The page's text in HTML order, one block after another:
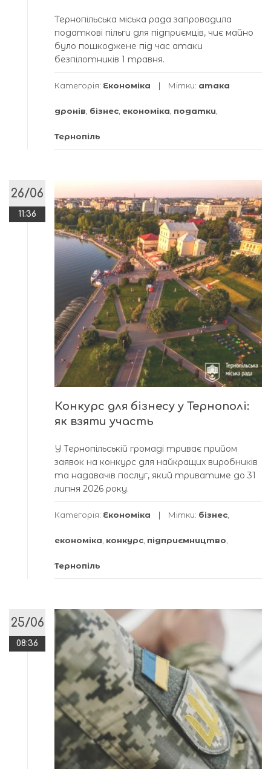
Тернопільська міська рада запровадила
податкові пільги для підприємців, чиє майно
було пошкоджене під час атаки
безпілотників 1 травня.
Категорія: Економіка Мітки: атака
дронів, бізнес, економіка, податки,
Тернопіль
26/06
11:36
Конкурс для бізнесу у Тернополі:
як взяти участь
У Тернопільській громаді триває прийом
заявок на конкурс для найкращих виробників
та надавачів послуг, який триватиме до 31
липня 2026 року.
Категорія: Економіка Мітки: бізнес
економіка конкурс підприємництво
Тернопіль
25/06
08:36